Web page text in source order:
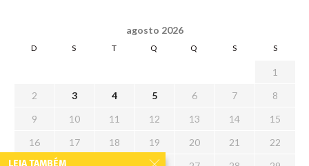
agosto 2026
D S T Q Q S S
1
2
3 4 5 6 7
8
9
10 11 12 13 14
15
16
17 18 19 20 21
22
LEIA TAMBÉM